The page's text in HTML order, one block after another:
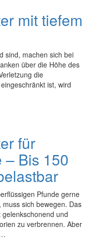
mit tiefem
sind, machen sich bei
über die Höhe des
die
ist, wird
für
– Bis 150
Pfunde gerne
sich bewegen. Das
und
zu verbrennen. Aber